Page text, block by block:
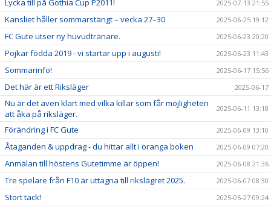
Lycka till på Gothia Cup P2011! 2025-07-13 21:55
Kansliet håller sommarstängt – vecka 27–30 2025-06-25 19:12
FC Gute utser ny huvudtränare. 2025-06-23 20:20
Pojkar födda 2019 - vi startar upp i augusti! 2025-06-23 11:43
Sommarinfo! 2025-06-17 15:56
Det här är ett Riksläger 2025-06-17
Nu är det även klart med vilka killar som får möjligheten
att åka på riksläger.
2025-06-11 13:18
Förändring i FC Gute 2025-06-09 13:10
Åtaganden & uppdrag - du hittar allt i oranga boken 2025-06-09 07:20
Anmälan till höstens Gutetimme är öppen! 2025-06-08 21:36
Tre spelare från F10 är uttagna till rikslägret 2025. 2025-06-07 08:30
Stort tack! 2025-05-27 09:24